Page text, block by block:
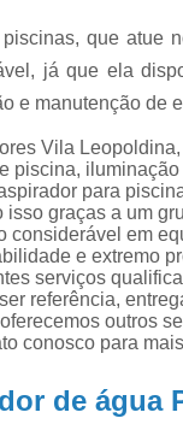
que atue
já que ela
e manutenção de
Vila
piscina,
para
graças a um
em
e extremo
serviços
referência,
outros
conosco para
de água